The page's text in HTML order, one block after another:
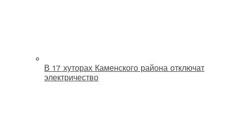
В 17 хуторах Каменского района отключат
электричество